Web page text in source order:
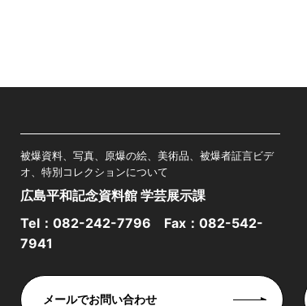
被爆資料、写真、原爆の絵、美術品、被爆者証言ビデ
オ、特別コレクションについて
広島平和記念資料館 学芸展示課
Tel： 082-242-7796 Fax：082-542-
7941
メールでお問い合わせ